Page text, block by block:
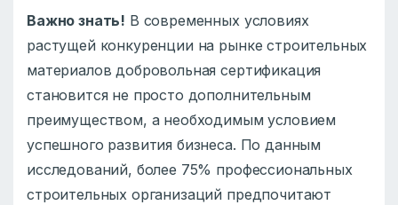
Важно знать! В современных условиях
растущей конкуренции на рынке строительных
материалов добровольная сертификация
становится не просто дополнительным
преимуществом, а необходимым условием
успешного развития бизнеса. По данным
исследований, более 75% профессиональных
строительных организаций предпочитают